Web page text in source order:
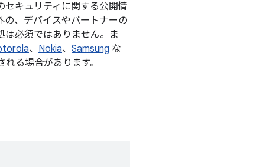
キュリティに関する公開情
、デバイスやパートナーの
は必須ではありません。ま
、 Nokia、 Samsung な
る場合があります。